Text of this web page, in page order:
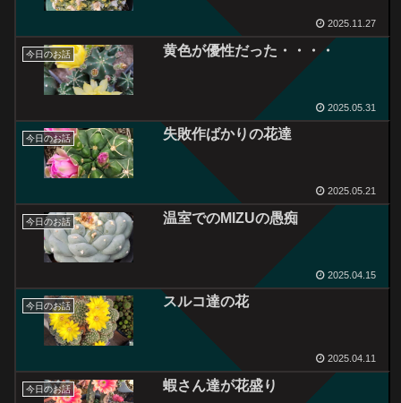
2025.11.27
今日のお話 黄色が優性だった・・・・
2025.05.31
今日のお話 失敗作ばかりの花達
2025.05.21
今日のお話 温室でのMIZUの愚痴
2025.04.15
今日のお話 スルコ達の花
2025.04.11
今日のお話 蝦さん達が花盛り